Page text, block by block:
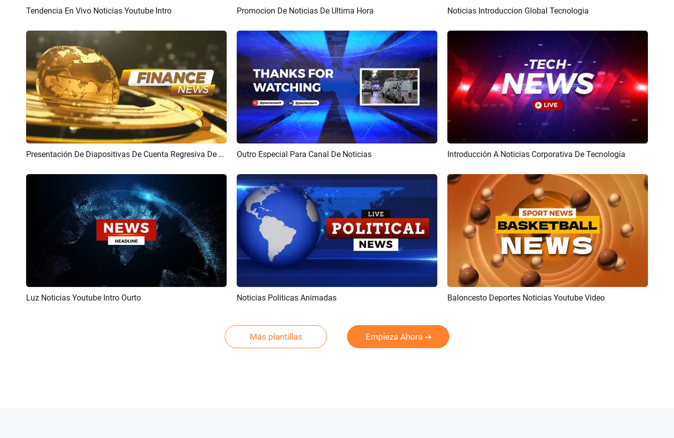
Previsualizar Crear IA
Tendencia En Vivo Noticias Youtube Intro Previsualizar Crear IA
Promocion De Noticias De Ultima Hora Previsualizar Crear IA
Noticias Introduccion Global Tecnologia
Previsualizar Crear IA Presentación De Diapositivas De Cuenta Regresiva De Noticias En Vivo Global Financieras De Negocios Tecnológicos Previsualizar Crear IA
Outro Especial Para Canal De Noticias Previsualizar Crear IA
Introducción A Noticias Corporativa De Tecnología
Previsualizar
Luz Noticias Youtube Intro Ourto Previsualizar
Noticias Politicas Animadas Previsualizar Crear IA
Baloncesto Deportes Noticias Youtube Video
Más plantillas Empieza Ahora